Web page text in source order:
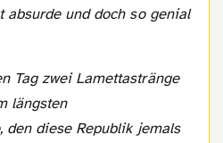
und doch so genial
längsten
den diese Republik jemals